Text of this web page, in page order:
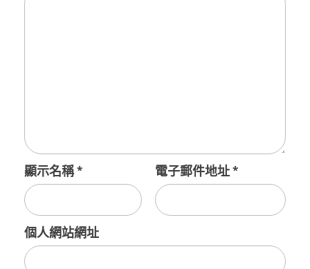
顯示名稱* 電子郵件地址*
個人網站網址